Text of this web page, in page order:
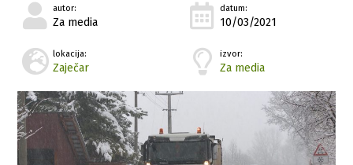
autor:
Za media
datum:
10/03/2021
lokacija:
Zaječar
izvor:
Za media